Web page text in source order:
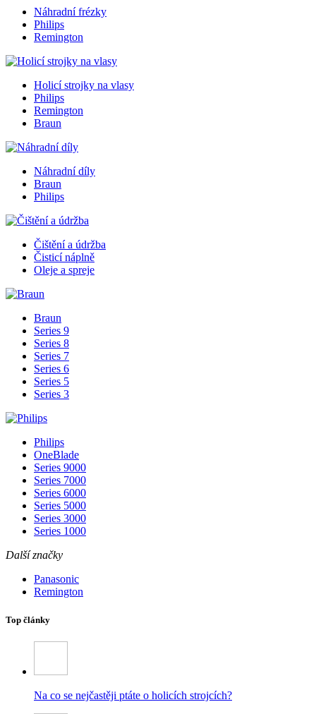
Náhradní frézky
Philips
Remington
Holicí strojky na vlasy
Philips
Remington
Braun
Náhradní díly
Braun
Philips
Čištění a údržba
Čisticí náplně
Oleje a spreje
Braun
Series 9
Series 8
Series 7
Series 6
Series 5
Series 3
Philips
OneBlade
Series 9000
Series 7000
Series 6000
Series 5000
Series 3000
Series 1000
Další značky
Panasonic
Remington
Top články
Na co se nejčastěji ptáte o holicích strojcích?